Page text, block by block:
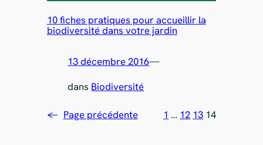
10 fiches pratiques pour accueillir la
biodiversité dans votre jardin
13 décembre 2016—
dans Biodiversité
← Page précédente 1 … 12 13 14